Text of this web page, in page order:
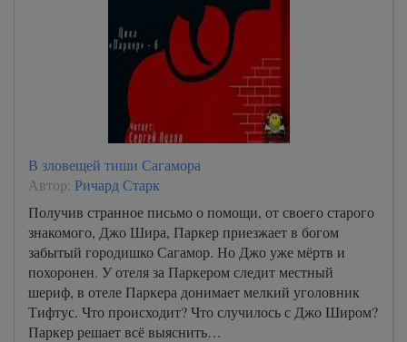
В зловещей тиши Сагамора
Автор: Ричард Старк
Получив странное письмо о помощи, от своего старого
знакомого, Джо Шира, Паркер приезжает в богом
забытый городишко Сагамор. Но Джо уже мёртв и
похоронен. У отеля за Паркером следит местный
шериф, в отеле Паркера донимает мелкий уголовник
Тифтус. Что происходит? Что случилось с Джо Широм?
Паркер решает всё выяснить…